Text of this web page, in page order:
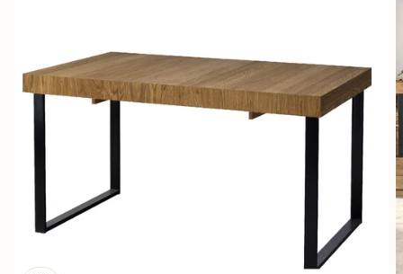
Kasten